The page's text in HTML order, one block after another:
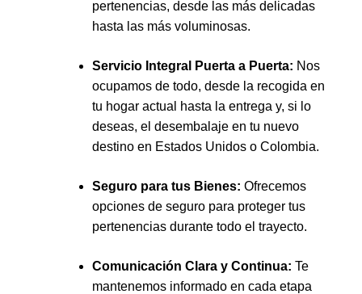
pertenencias, desde las más delicadas
hasta las más voluminosas.
Servicio Integral Puerta a Puerta: Nos
ocupamos de todo, desde la recogida en
tu hogar actual hasta la entrega y, si lo
deseas, el desembalaje en tu nuevo
destino en Estados Unidos o Colombia.
Seguro para tus Bienes: Ofrecemos
opciones de seguro para proteger tus
pertenencias durante todo el trayecto.
Comunicación Clara y Continua: Te
mantenemos informado en cada etapa